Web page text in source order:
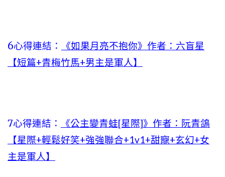
6心得連結：
《如果月亮不抱你》作者：六盲星
【短篇+青梅竹馬+男主是軍人】
7心得連結：
《公主變青蛙[星際]》作者：阮青鴿
【星際+輕鬆好笑+強強聯合+1v1+甜寵+玄幻+女
主是軍人】